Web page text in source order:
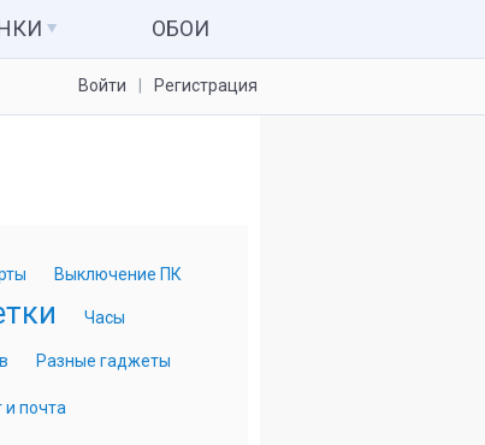
папок
ОБОИ
Войти Регистрация
Выключение ПК
Часы
Разные гаджеты
и почта